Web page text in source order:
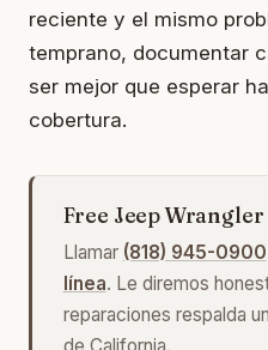
reciente y el mismo
temprano, documentar
ser mejor que esperar
cobertura.
Free Jeep Wrangler
Llamar (818) 945-0900
línea. Le diremos
reparaciones respalda